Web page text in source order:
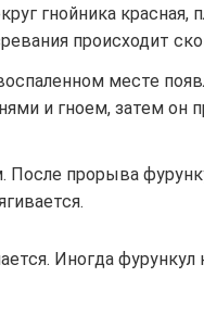
гнойника красная,
происходит
месте
и гноем, затем он
После прорыва
Иногда фурункул